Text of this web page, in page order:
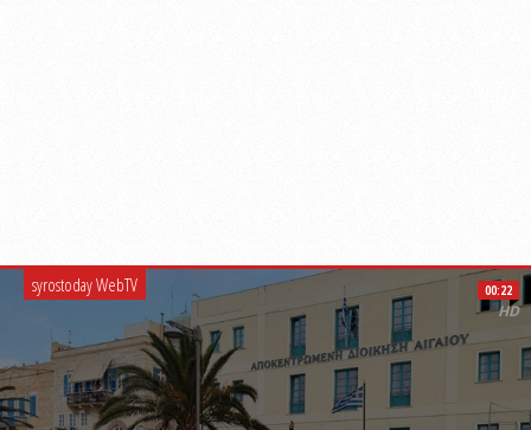
syrostoday WebTV 00:22
HD